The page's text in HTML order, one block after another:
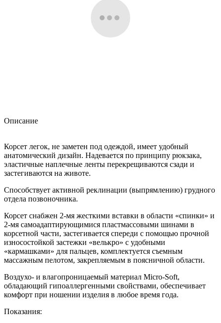
Описание
Корсет легок, не заметен под одеждой, имеет удобный
анатомический дизайн. Надевается по принципу рюкзака,
эластичные наплечные ленты перекрещиваются сзади и
застегиваются на животе.
Способствует активной реклинации (выпрямлению) грудного
отдела позвоночника.
Корсет снабжен 2-мя жесткими вставки в области «спинки» и
2-мя самоадаптирующимися пластмассовыми шинами в
корсетной части, застегивается спереди с помощью прочной
износостойкой застежки «велькро» с удобными
«кармашками» для пальцев, комплектуется съемным
массажным пелотом, закрепляемым в поясничной области.
Воздухо- и влагопроницаемый материал Micro-Soft,
обладающий гипоаллергенными свойствами, обеспечивает
комфорт при ношении изделия в любое время года.
Показания: